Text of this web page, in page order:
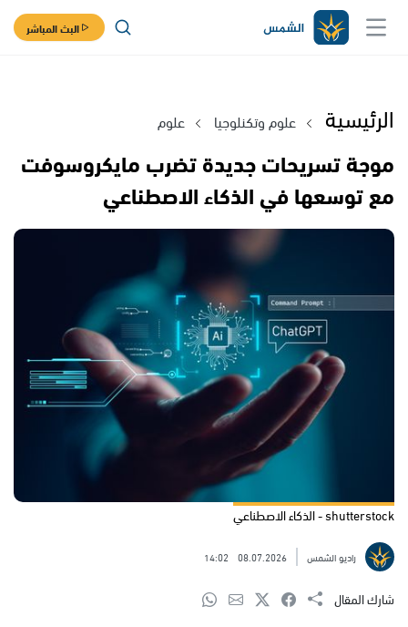
البث المباشر
الرئيسية علوم وتكنلوجيا علوم
موجة تسريحات جديدة تضرب مايكروسوفت
مع توسعها في الذكاء الاصطناعي
shutterstock - الذكاء الاصطناعي
راديو الشمس 08.07.2026
14:02
شارك المقال